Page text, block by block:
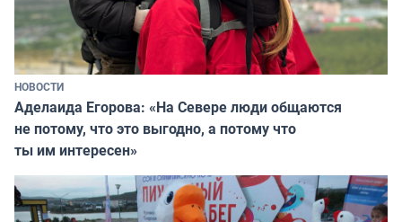
НОВОСТИ
Аделаида Егорова: «На Севере люди общаются
не потому, что это выгодно, а потому что
ты им интересен»